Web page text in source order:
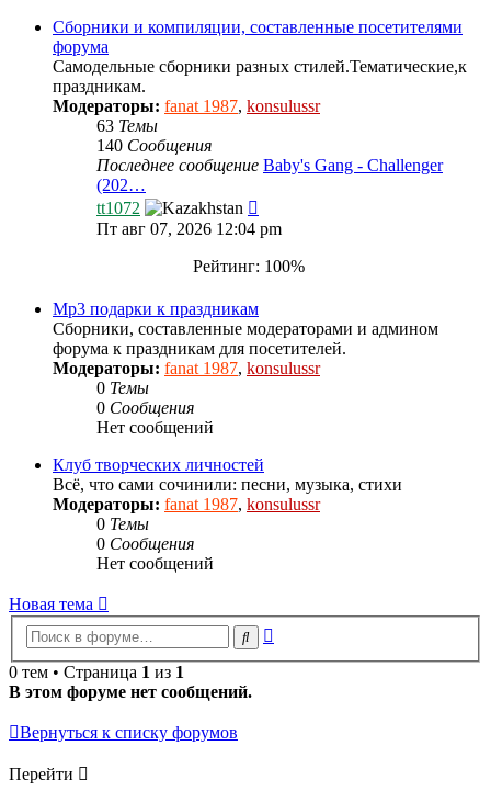
Сборники и компиляции, составленные посетителями
форума
Самодельные сборники разных стилей.Тематические,к
праздникам.
Модераторы: fanat 1987, konsulussr
63 Темы
140 Сообщения
Последнее сообщение Baby's Gang - Challenger
(202…
tt1072
к
последнему
сообщению
Пт авг 07, 2026 12:04 pm
Рейтинг: 100%
Mp3 подарки к праздникам
Сборники, составленные модераторами и админом
форума к праздникам для посетителей.
Модераторы: fanat 1987, konsulussr
0 Темы
0 Сообщения
Нет сообщений
Клуб творческих личностей
Всё, что сами сочинили: песни, музыка, стихи
Модераторы: fanat 1987, konsulussr
0 Темы
0 Сообщения
Нет сообщений
Новая тема
Поиск
0 тем • Страница 1 из 1
В этом форуме нет сообщений.
Вернуться к списку форумов
Перейти